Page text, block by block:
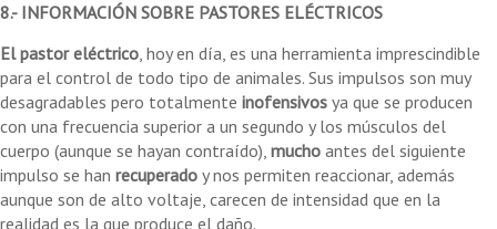
8.- INFORMACIÓN SOBRE PASTORES ELÉCTRICOS
El pastor eléctrico, hoy en día, es una herramienta imprescindible
para el control de todo tipo de animales. Sus impulsos son muy
desagradables pero totalmente inofensivos ya que se producen
con una frecuencia superior a un segundo y los músculos del
cuerpo (aunque se hayan contraído), mucho antes del siguiente
impulso se han recuperado y nos permiten reaccionar, además
aunque son de alto voltaje, carecen de intensidad que en la
realidad es la que produce el daño.